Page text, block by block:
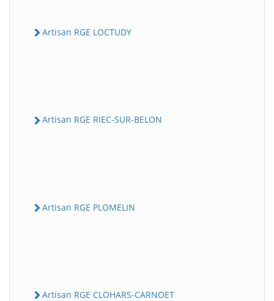
Artisan RGE LOCTUDY
Artisan RGE RIEC-SUR-BELON
Artisan RGE PLOMELIN
Artisan RGE CLOHARS-CARNOET